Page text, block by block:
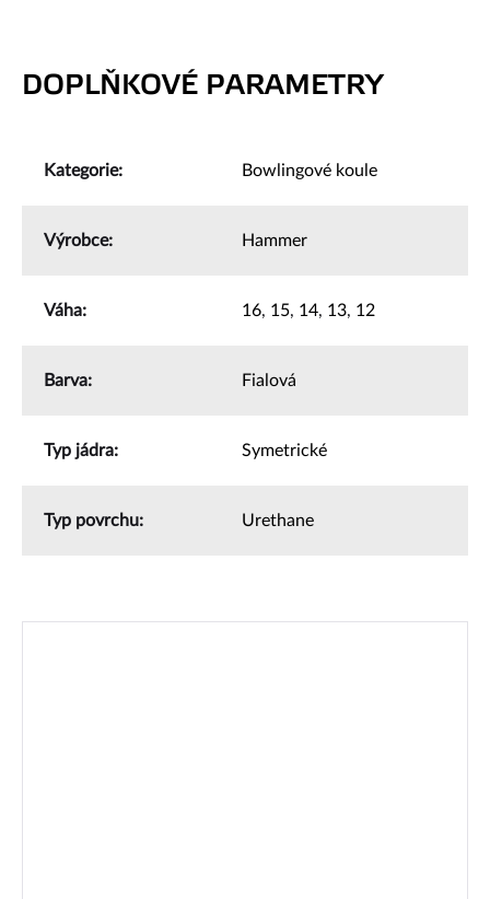
DOPLŇKOVÉ PARAMETRY
Kategorie: Bowlingové koule
Výrobce: Hammer
Váha: 16, 15, 14, 13, 12
Barva: Fialová
Typ jádra: Symetrické
Typ povrchu: Urethane